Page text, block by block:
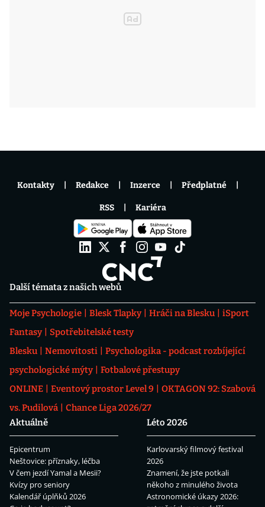
Další témata z našich webů
Moje Psychologie Blesk Tlapky Hráči na Blesku
iSport
Fantasy
Spotřebitelské testy
Blesku
Nemovitosti
Psychologika - podcast rozbíjející
psychologické mýty
Fotbalové přestupy
ONLINE
Eventový prostor Level 9
OKTAGON 92: Szabová
vs. Pudilová
Chance Liga 2026/27
Aktuálně
Epicentrum
Neštovice: příznaky, léčba
V čem jezdí Yamal a Mesii?
Kvízy pro seniory
Kalendář úplňků 2026
Léto 2026
Karlovarský filmový festival
2026
Znamení, že jste potkali
někoho z minulého života
Astronomické úkazy 2026:
Kontakty Redakce Inzerce Předplatné
RSS Kariéra